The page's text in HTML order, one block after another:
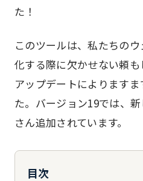
た！
このツールは、私たちの
化する際に欠かせない頼
アップデートによります
た。バージョン19では、
さん追加されています。
目次